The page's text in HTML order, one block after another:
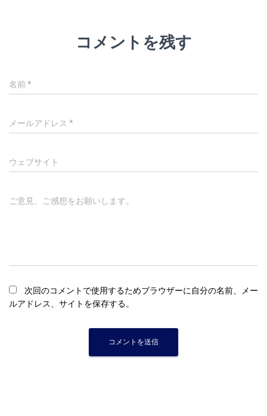
コメントを残す
名前*
メールアドレス *
ウェブサイト
ご意見、ご感想をお願いします。
次回のコメントで使用するためブラウザーに自分の名前、メー
ルアドレス、サイトを保存する。